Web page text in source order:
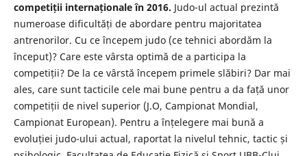
competiții internaționale în 2016. Judo-ul actual prezintă
numeroase dificultăți de abordare pentru majoritatea
antrenorilor. Cu ce începem judo (ce tehnici abordăm la
început)? Care este vârsta optimă de a participa la
competiții? De la ce vârstă începem primele slăbiri? Dar mai
ales, care sunt tacticile cele mai bune pentru a da față unor
competiții de nivel superior (J.O, Campionat Mondial,
Campionat European). Pentru a înțelegere mai bună a
evoluției judo-ului actual, raportat la nivelul tehnic, tactic și